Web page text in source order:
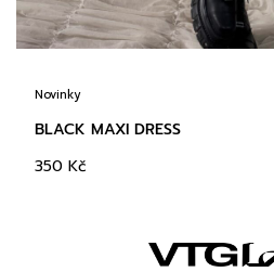
Novinky
BLACK MAXI DRESS
350 Kč